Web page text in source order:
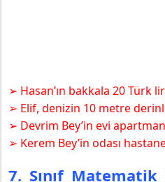
➢ Hasan’ın bakkala 20 Türk
➢ Elif, denizin 10 metre
➢ Devrim Bey’in evi
➢ Kerem Bey’in odası
7. Sınıf